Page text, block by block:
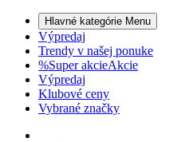
Hlavné kategórie Menu
Výpredaj
Trendy v našej ponuke
%Super akcieAkcie
Výpredaj
Klubové ceny
Vybrané značky